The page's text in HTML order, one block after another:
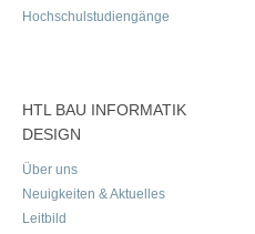
Hochschulstudiengänge
HTL BAU INFORMATIK
DESIGN
Über uns
Neuigkeiten & Aktuelles
Leitbild